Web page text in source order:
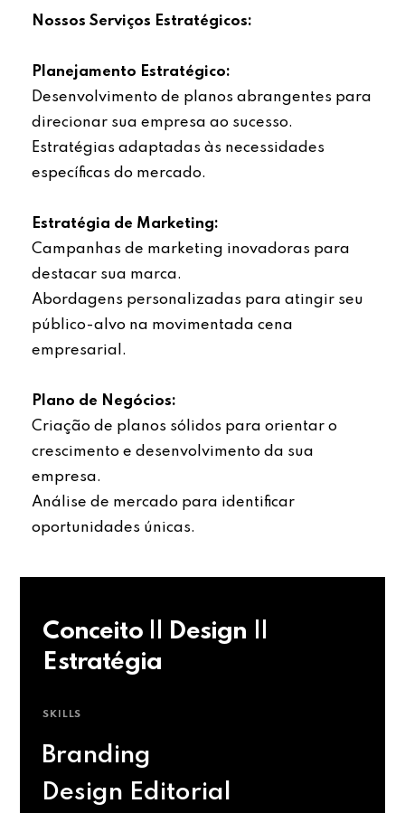
Nossos Serviços Estratégicos:
Planejamento Estratégico:
Desenvolvimento de planos abrangentes para
direcionar sua empresa ao sucesso.
Estratégias adaptadas às necessidades
específicas do mercado.
Estratégia de Marketing:
Campanhas de marketing inovadoras para
destacar sua marca.
Abordagens personalizadas para atingir seu
público-alvo na movimentada cena
empresarial.
Plano de Negócios:
Criação de planos sólidos para orientar o
crescimento e desenvolvimento da sua
empresa.
Análise de mercado para identificar
oportunidades únicas.
Conceito || Design ||
Estratégia
SKILLS
Branding
Design Editorial